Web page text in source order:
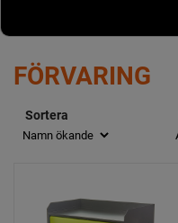
FÖRVARING
Sortera